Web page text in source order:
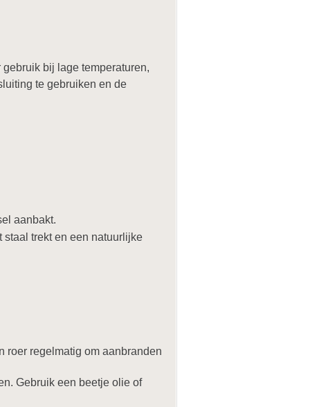
bij lage temperaturen,
te gebruiken en de
aanbakt.
staal trekt en een natuurlijke
roer regelmatig om aanbranden
Gebruik een beetje olie of